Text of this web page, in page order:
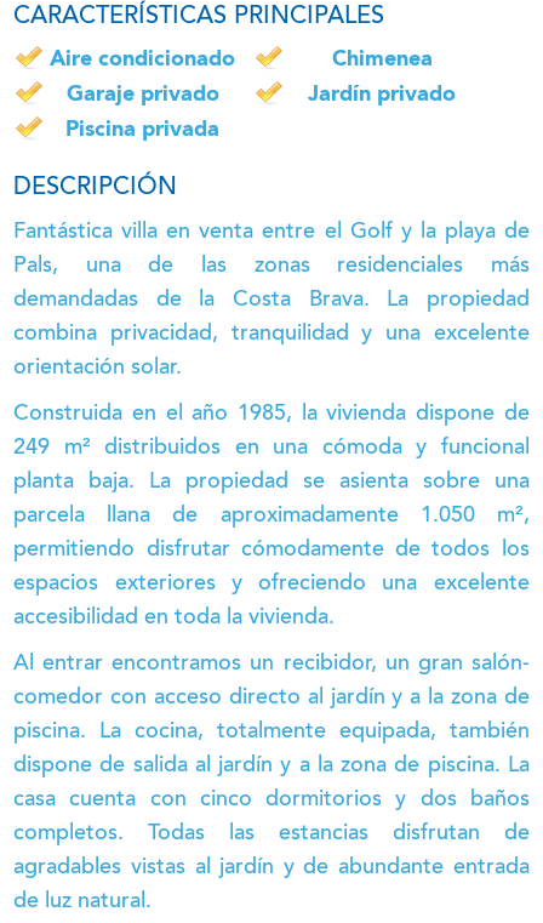
CARACTERÍSTICAS PRINCIPALES
Aire condicionado
Chimenea
Garaje privado
Jardín privado
Piscina privada
DESCRIPCIÓN
Fantástica villa en venta entre el Golf y la playa de
Pals, una de las zonas residenciales más
demandadas de la Costa Brava. La propiedad
combina privacidad, tranquilidad y una excelente
orientación solar.
Construida en el año 1985, la vivienda dispone de
249 m² distribuidos en una cómoda y funcional
planta baja. La propiedad se asienta sobre una
parcela llana de aproximadamente 1.050 m²,
permitiendo disfrutar cómodamente de todos los
espacios exteriores y ofreciendo una excelente
accesibilidad en toda la vivienda.
Al entrar encontramos un recibidor, un gran salón-
comedor con acceso directo al jardín y a la zona de
piscina. La cocina, totalmente equipada, también
dispone de salida al jardín y a la zona de piscina. La
casa cuenta con cinco dormitorios y dos baños
completos. Todas las estancias disfrutan de
agradables vistas al jardín y de abundante entrada
de luz natural.